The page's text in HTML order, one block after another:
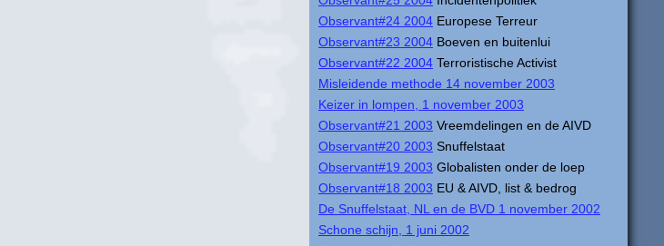
Observant#24 2004 Europese Terreur
Observant#23 2004 Boeven en buitenlui
Observant#22 2004 Terroristische Activist
Misleidende methode 14 november 2003
Keizer in lompen, 1 november 2003
Observant#21 2003 Vreemdelingen en de AIVD
Observant#20 2003 Snuffelstaat
Observant#19 2003 Globalisten onder de loep
Observant#18 2003 EU & AIVD, list & bedrog
De Snuffelstaat, NL en de BVD 1 november 2002
Schone schijn, 1 juni 2002